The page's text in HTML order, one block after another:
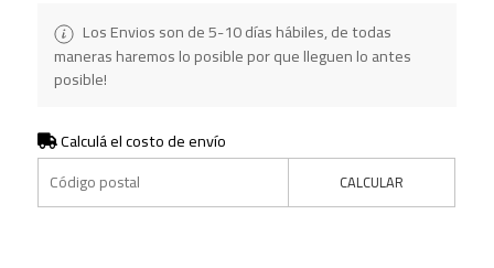
Los Envios son de 5-10 días hábiles, de todas
maneras haremos lo posible por que lleguen lo antes
posible!
Calculá el costo de envío
CALCULAR